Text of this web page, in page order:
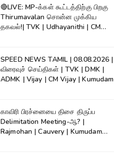
🔴LIVE: MP-க்கள் கூட்டத்திற்கு பிறகு
Thirumavalan சொன்ன முக்கிய
தகவல்!| TVK | Udhayanithi | CM
SPEED NEWS TAMIL | 08.08.2026 |
விரைவுச் செய்திகள் | TVK | DMK |
ADMK | Vijay | CM Vijay | Kumudam
காவிரி பிரச்னையை திசை திருப்ப
Delimitation Meeting-ஆ? |
Rajmohan | Cauvery | Kumudam